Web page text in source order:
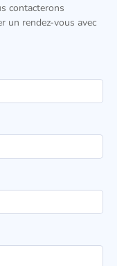
contacterons
un rendez-vous avec